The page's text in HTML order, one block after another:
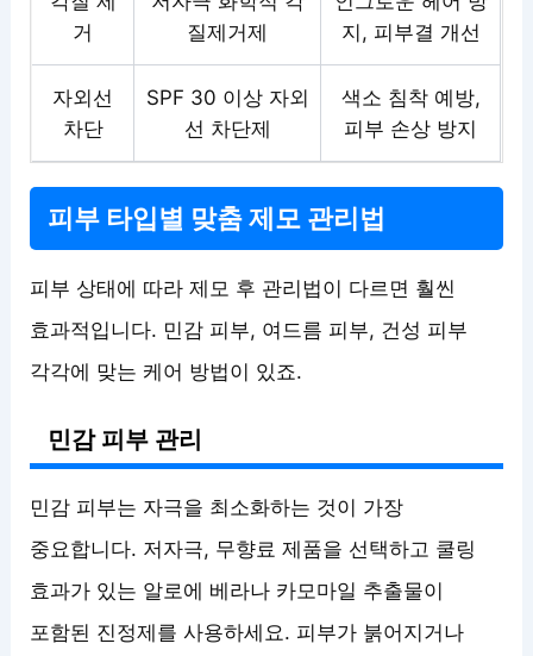
거
질제거제
지, 피부결 개선
자외선
차단
SPF 30 이상 자외
선 차단제
색소 침착 예방,
피부 손상 방지
피부 타입별 맞춤 제모 관리법
피부 상태에 따라 제모 후 관리법이 다르면 훨씬
효과적입니다. 민감 피부, 여드름 피부, 건성 피부
각각에 맞는 케어 방법이 있죠.
민감 피부 관리
민감 피부는 자극을 최소화하는 것이 가장
중요합니다. 저자극, 무향료 제품을 선택하고 쿨링
효과가 있는 알로에 베라나 카모마일 추출물이
포함된 진정제를 사용하세요. 피부가 붉어지거나